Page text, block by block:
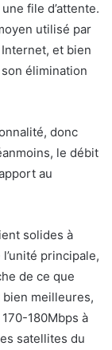
file d’attente.
utilisé par
et bien
élimination
donc
le débit
au
solides à
principale,
de ce que
bien meilleures,
180Mbps à
satellites du